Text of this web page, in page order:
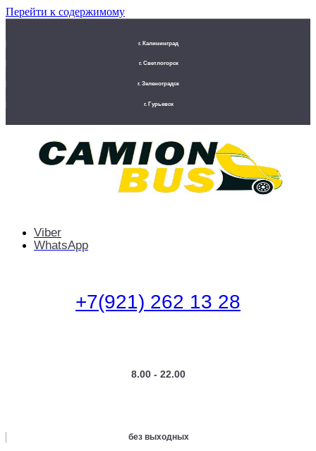
Перейти к содержимому
г. Калининград
г. Светлогорск
г. Зеленоградск
г. Гурьевск
Viber
WhatsApp
+7(921) 262 13 28
8.00 - 22.00
без выходных